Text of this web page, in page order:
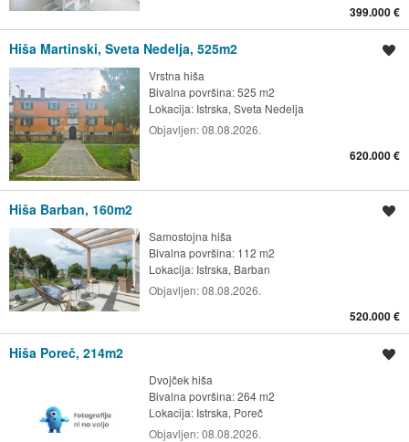
399.000 €
Hiša Martinski, Sveta Nedelja, 525m2
Vrstna hiša
Bivalna površina: 525 m2
Lokacija: Istrska, Sveta Nedelja
Objavljen:08.08.2026.
620.000 €
Hiša Barban, 160m2
Samostojna hiša
Bivalna površina: 112 m2
Lokacija: Istrska, Barban
Objavljen:08.08.2026.
520.000 €
Hiša Poreč, 214m2
Dvojček hiša
Bivalna površina: 264 m2
Lokacija: Istrska, Poreč
Objavljen:08.08.2026.